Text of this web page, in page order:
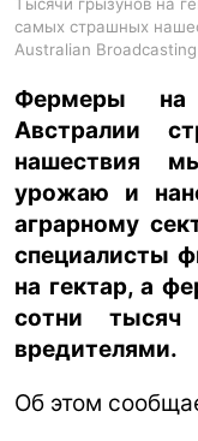
самых страшных
Australian
Фермеры на
Австралии
нашествия
урожаю и
аграрному
специалисты
на гектар, а
сотни
вредителями.
Об этом